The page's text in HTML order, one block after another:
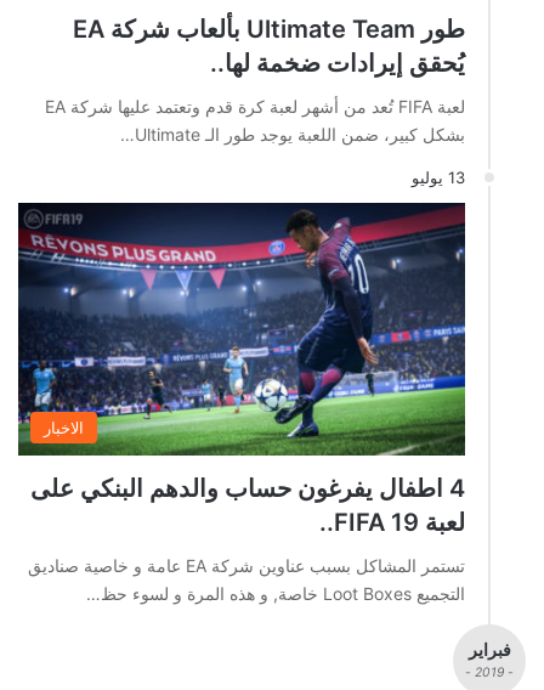
طور Ultimate Team بألعاب شركة EA
يُحقق إيرادات ضخمة لها..
لعبة FIFA تُعد من أشهر لعبة كرة قدم وتعتمد عليها شركة EA
بشكل كبير، ضمن اللعبة يوجد طور الـ Ultimate…
13 يوليو
الاخبار
4 اطفال يفرغون حساب والدهم البنكي على
لعبة FIFA 19..
تستمر المشاكل بسبب عناوين شركة EA عامة و خاصية صناديق
التجميع Loot Boxes خاصة, و هذه المرة و لسوء حظ…
فبراير
- 2019 -